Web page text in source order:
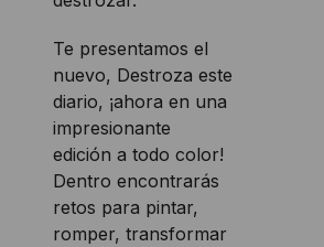
Te presentamos el
nuevo, Destroza este
diario, ¡ahora en una
impresionante
edición a todo color!
Dentro encontrarás
retos para pintar,
romper, transformar